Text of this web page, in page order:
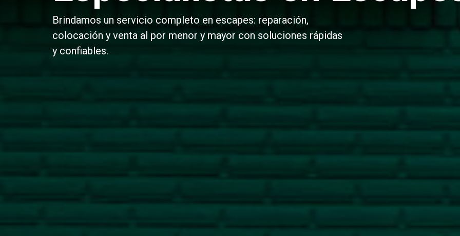
Brindamos un servicio completo en escapes: reparación,
colocación y venta al por menor y mayor con soluciones rápidas
y confiables.